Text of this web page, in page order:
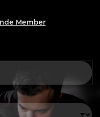
Member